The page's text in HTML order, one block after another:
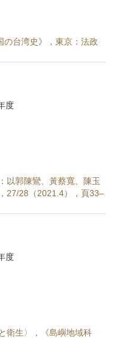
の台湾史》，東京：法政
度
以郭陳鸞、黃蔡寬、陳玉
27/28（2021.4），頁33–
度
衛生〉，《島嶼地域科